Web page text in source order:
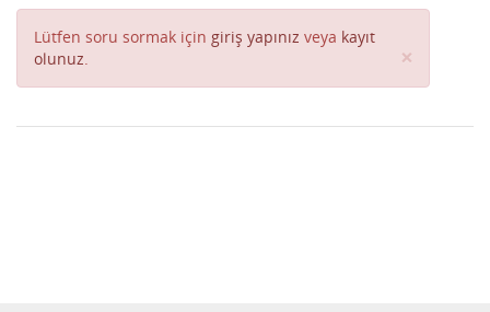
Lütfen soru sormak için giriş yapınız veya kayıt
olunuz. ×